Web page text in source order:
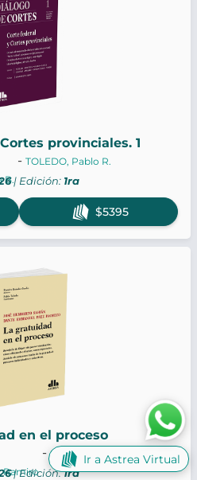
provinciales. 1
B.
- TOLEDO, Pablo R.
| Edición: 1ra
$5395
en el proceso
Ramiro
-SAHIÁN, José H.
| Edición:1ra
Ir a Astrea Virtual